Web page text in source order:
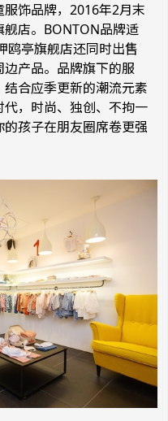
饰品牌，2016年2月末
店。BONTON品牌适
鸥亭旗舰店还同时出售
产品。品牌旗下的服
合应季更新的潮流元素
，时尚、独创、不拘一
孩子在朋友圈席卷更强